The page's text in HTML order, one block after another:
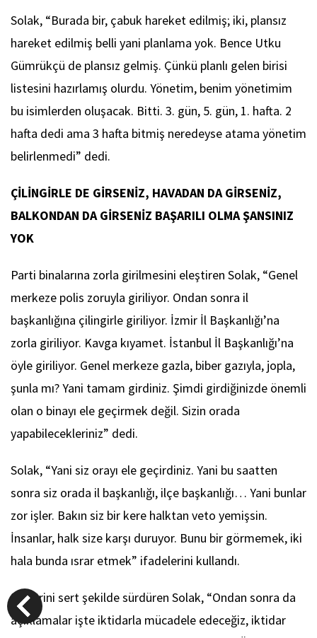
Solak, “Burada bir, çabuk hareket edilmiş; iki, plansız
hareket edilmiş belli yani planlama yok. Bence Utku
Gümrükçü de plansız gelmiş. Çünkü planlı gelen birisi
listesini hazırlamış olurdu. Yönetim, benim yönetimim
bu isimlerden oluşacak. Bitti. 3. gün, 5. gün, 1. hafta. 2
hafta dedi ama 3 hafta bitmiş neredeyse atama yönetim
belirlenmedi” dedi.
ÇİLİNGİRLE DE GİRSENİZ, HAVADAN DA GİRSENİZ,
BALKONDAN DA GİRSENİZ BAŞARILI OLMA ŞANSINIZ
YOK
Parti binalarına zorla girilmesini eleştiren Solak, “Genel
merkeze polis zoruyla giriliyor. Ondan sonra il
başkanlığına çilingirle giriliyor. İzmir İl Başkanlığı’na
zorla giriliyor. Kavga kıyamet. İstanbul İl Başkanlığı’na
öyle giriliyor. Genel merkeze gazla, biber gazıyla, jopla,
şunla mı? Yani tamam girdiniz. Şimdi girdiğinizde önemli
olan o binayı ele geçirmek değil. Sizin orada
yapabilecekleriniz” dedi.
Solak, “Yani siz orayı ele geçirdiniz. Yani bu saatten
sonra siz orada il başkanlığı, ilçe başkanlığı… Yani bunlar
zor işler. Bakın siz bir kere halktan veto yemişsin.
İnsanlar, halk size karşı duruyor. Bunu bir görmemek, iki
hala bunda ısrar etmek” ifadelerini kullandı.
Sözlerini sert şekilde sürdüren Solak, “Ondan sonra da
açıklamalar işte iktidarla mücadele edeceğiz, iktidar